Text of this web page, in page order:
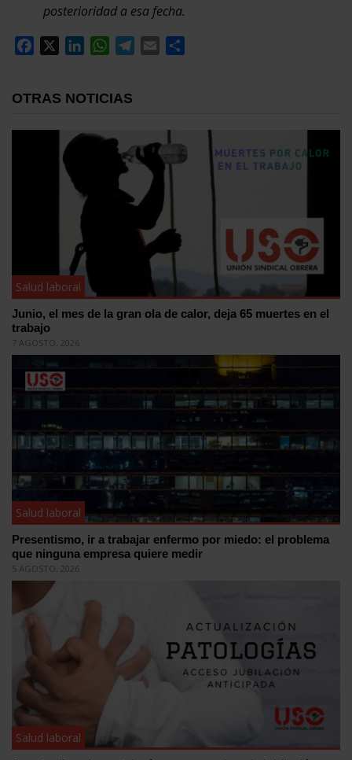
posterioridad a esa fecha.
Facebook
LinkedInWhatsApp
Telegram
Email
OTRAS NOTICIAS
Salud laboral
Junio, el mes de la gran ola de calor, deja 65 muertes en el
trabajo
7 AGOSTO, 2026
Salud laboral
Presentismo, ir a trabajar enfermo por miedo: el problema
que ninguna empresa quiere medir
5 AGOSTO, 2026
Salud laboral